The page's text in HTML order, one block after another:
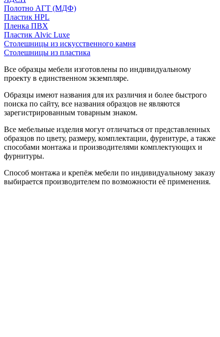
Полотно АГТ (МДФ)
Пластик HPL
Пленка ПВХ
Пластик Alvic Luxe
Столешницы из искусственного камня
Столешницы из пластика
Все образцы мебели изготовлены по индивидуальному
проекту в единственном экземпляре.
Образцы имеют названия для их различия и более быстрого
поиска по сайту, все названия образцов не являются
зарегистрированным товарным знаком.
Все мебельные изделия могут отличаться от представленных
образцов по цвету, размеру, комплектации, фурнитуре, а также
способами монтажа и производителями комплектующих и
фурнитуры.
Способ монтажа и крепёж мебели по индивидуальному заказу
выбирается производителем по возможности её применения.